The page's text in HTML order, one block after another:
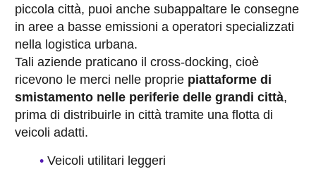
piccola città, puoi anche subappaltare le consegne
in aree a basse emissioni a operatori specializzati
nella logistica urbana.
Tali aziende praticano il cross-docking, cioè
ricevono le merci nelle proprie piattaforme di
smistamento nelle periferie delle grandi città,
prima di distribuirle in città tramite una flotta di
veicoli adatti.
Veicoli utilitari leggeri